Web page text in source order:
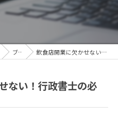
ブログ 飲食店開業に欠かせない！行政書士の必要性とは？
ない！行政書士の必